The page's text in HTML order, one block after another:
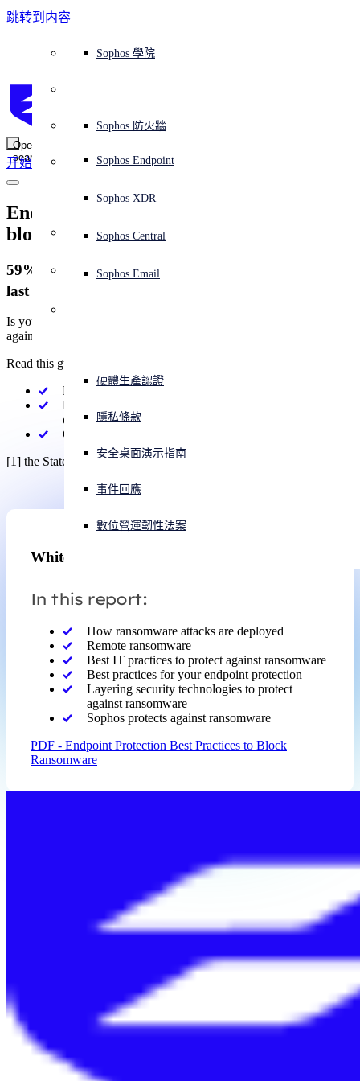
跳转到内容
Open
search
开始
正遭遇網路攻擊？立即獲取協助
登入
Open search
平台概覽Sophos Central
Sophos AI
整合 marketplace 市集
威脅情報
免費試用
端點保護（下一代防毒軟體）
伺服器防護
Mobile Security
安全營運
XDR - 擴展式偵測與回應
身分識別安全
ITDR - 身分識別威脅偵測與回應
網路安全與基礎架構
下一代防火牆 (NGFW)
網路交換機
無線存取點
Workspace Protection
Workspace Protection
零信任網路存取 (ZTNA)
DNS 防護 (DNS Protection)
Email Monitoring System
Email Security
電子郵件與網路釣魚防護
雲端工作負載防護
託管式服務MDR - 託管式偵測與回應
漏洞管理（託管式風險）
諮詢服務概覽
專業服務
營運支援
免費工具
NIST 評估
使用案例全天候守護我的組織
保障遠端與混合辦公員工的安全
應對網路保險要求
保護我的 Microsoft 環境
啟用雲端原生安全性
所有解決方案
教育
政府部門
醫療保健
製造業
零售業
為什麼選擇 Sophos？
獎項與榮譽
競爭對手比較
公司
媒體
職位空缺
信任中心
信任中心概覽
安全設計
負責任的披露
ESG
企業政策
網路安全指引
硬體生產認證
隱私條款
安全桌面演示指南
事件回應
數位營運韌性法案
Sophos 合作夥伴
Partner Program 合作夥伴計畫
Partner care 支援
合作夥伴培訓
合作夥伴部落格
通路合作夥伴
OEM
整合和 API
威脅情報X-Ops 威脅研究
AI 研究
威脅檔案
威脅資料庫
威脅研究部落格
檢視所有資源
案例研究
報告
線上研討會
白皮書
影片
部落格
Sophos 部落格
AI 研究
安全營運
合作夥伴部落格
獲得協助（支援）
緊急事件回應
支援計劃
客戶成功
技術客戶經理（TAM）
聯絡 Sophos 支援
聯絡 Partner Care
下載及更新
Sophos 狀態頁面
安全公告
提交威脅
產品支援
產品文件
Sophos 防火牆
Sophos Endpoint
Sophos XDR
Sophos Central
Sophos Email
培訓
Sophos 學院
Endpoint protection best practices to
block ransomware
59% of organizations were hit by ransomware in the
last year.
Is your endpoint protection solution optimally configured to protect
against these devastating attacks?
Read this guide to:
Learn how ransomware attacks work
Discover the five endpoint-protection best practices all
organizations should deploy
Get top security tips to help keep ransomware at bay
[1] the State of Ransomware 2024 - Sophos
Whitepapers
In this report:
How ransomware attacks are deployed
Remote ransomware
Best IT practices to protect against ransomware
Best practices for your endpoint protection
Layering security technologies to protect
against ransomware
Sophos protects against ransomware
PDF - Endpoint Protection Best Practices to Block
Ransomware